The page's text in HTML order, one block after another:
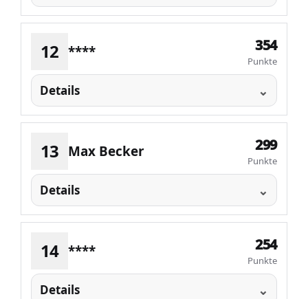
12 **** 354
Punkte
Details
13 Max Becker 299
Punkte
Details
14 **** 254
Punkte
Details